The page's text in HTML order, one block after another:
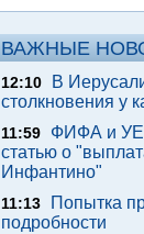
ВАЖНЫЕ
12:10
В
столкновения у
11:59
ФИФА и
статью о
Инфантино"
11:13
Попытка
подробности